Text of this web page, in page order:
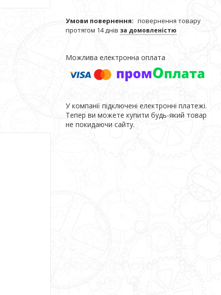
повернення товару
протягом 14 днів за домовленістю
У компанії підключені електронні платежі.
Тепер ви можете купити будь-який товар
не покидаючи сайту.